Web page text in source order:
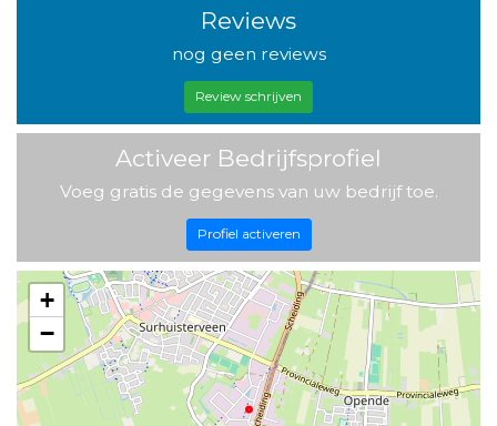
Reviews
nog geen reviews
Review schrijven
Activeer Bedrijfsprofiel
Voeg gratis de gegevens van uw bedrijf toe.
Profiel activeren
+
−